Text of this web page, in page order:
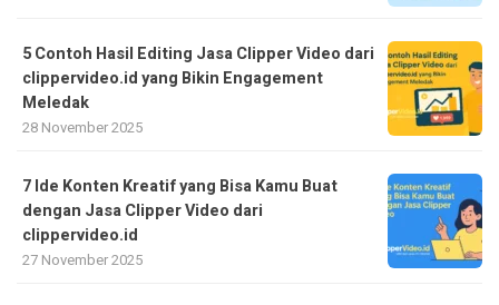
5 Contoh Hasil Editing Jasa Clipper Video dari
clippervideo.id yang Bikin Engagement
Meledak
28 November 2025
7 Ide Konten Kreatif yang Bisa Kamu Buat
dengan Jasa Clipper Video dari
clippervideo.id
27 November 2025